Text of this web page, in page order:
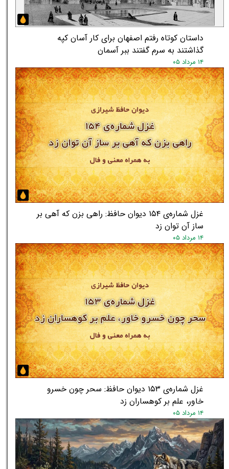
★★
داستان کوتاه رفتم اصفهان برای کار آسان کپه
گذاشتند به سرم گفتند ببر آسمان
۱۴ مرداد ۰۵
غزل شماره‌ی ۱۵۴ دیوان حافظ: راهی بزن که آهی بر
ساز آن توان زد
۱۴ مرداد ۰۵
غزل شماره‌ی ۱۵۳ دیوان حافظ: سحر چون خسرو
خاور، علم بر کوهساران زد
۱۴ مرداد ۰۵